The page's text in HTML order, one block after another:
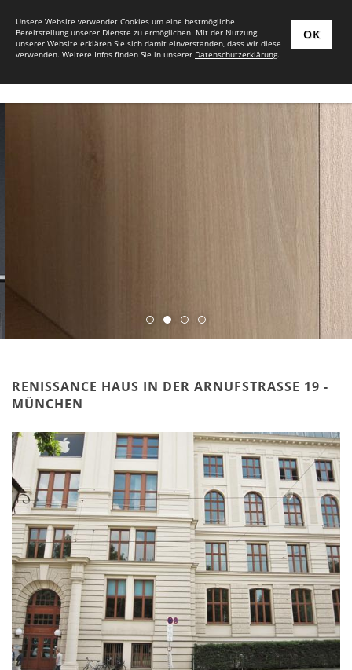
RENISSANCE HAUS IN DER ARNUFSTRASSE 19 - M
ÜNCHEN
OK
Unsere Website verwendet Cookies um eine bestmögliche
Bereitstellung unserer Dienste zu ermöglichen. Mit der Nutzung
unserer Website erklären Sie sich damit einverstanden, dass wir diese
verwenden. Weitere Infos finden Sie in unserer Datenschutzerklärung.